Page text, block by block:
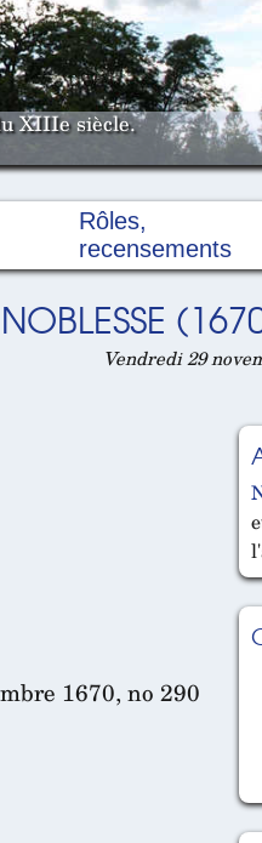
XIIIe siècle.
Rôles,
recensements
Vendredi 29
1670, no 290